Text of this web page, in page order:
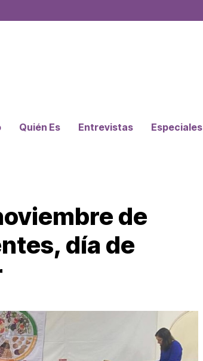
Quién Es Entrevistas Especiales
de
día de